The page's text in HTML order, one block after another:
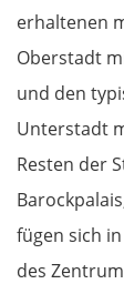
erhaltenen
Oberstadt
und den
Unterstadt
Resten der
fügen sich
des